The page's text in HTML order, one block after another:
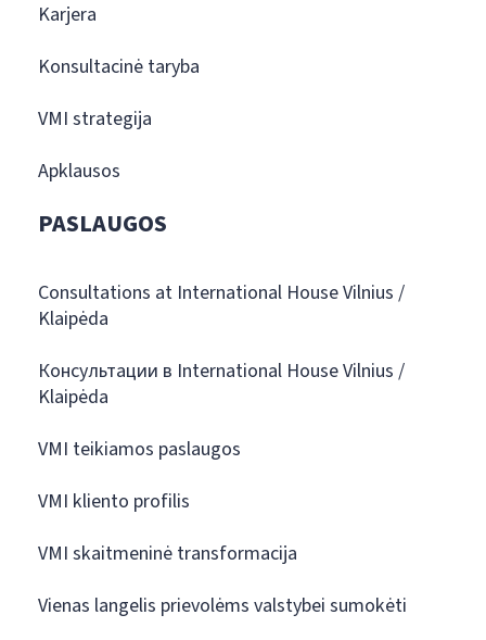
Karjera
Konsultacinė taryba
VMI strategija
Apklausos
PASLAUGOS
Consultations at International House Vilnius /
Klaipėda
Консультации в International House Vilnius /
Klaipėda
VMI teikiamos paslaugos
VMI kliento profilis
VMI skaitmeninė transformacija
Vienas langelis prievolėms valstybei sumokėti